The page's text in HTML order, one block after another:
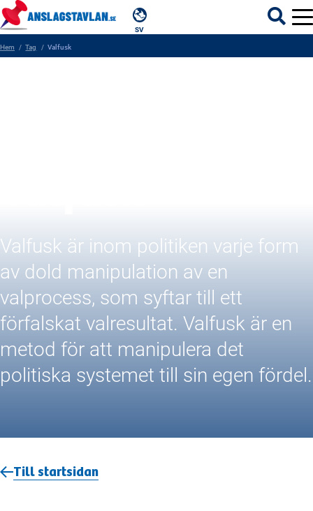
SV
Hem Tag Valfusk
Valfusk är inom politiken varje form
av dold manipulation av en
valprocess, som syftar till ett
förfalskat valresultat. Valfusk är en
metod för att manipulera det
politiska systemet till sin egen fördel.
Till startsidan